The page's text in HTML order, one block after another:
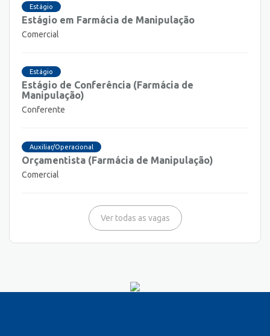
Estágio
Estágio em Farmácia de Manipulação
Comercial
Estágio
Estágio de Conferência (Farmácia de
Manipulação)
Conferente
Auxiliar/Operacional
Orçamentista (Farmácia de Manipulação)
Comercial
Ver todas as vagas